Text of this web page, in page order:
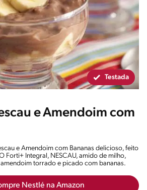
Testada
e Amendoim com
e Amendoim com Bananas delicioso, feito
Forti+ Integral, NESCAU, amido de milho,
amendoim torrado e picado com bananas.
Nestlé na Amazon